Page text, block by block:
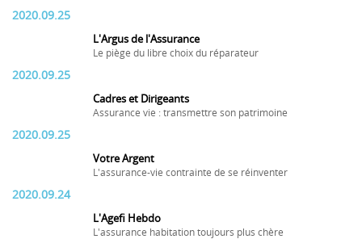
2020.09.25
L'Argus de l'Assurance
Le piège du libre choix du réparateur
2020.09.25
Cadres et Dirigeants
Assurance vie : transmettre son patrimoine
2020.09.25
Votre Argent
L'assurance-vie contrainte de se réinventer
2020.09.24
L'Agefi Hebdo
L'assurance habitation toujours plus chère